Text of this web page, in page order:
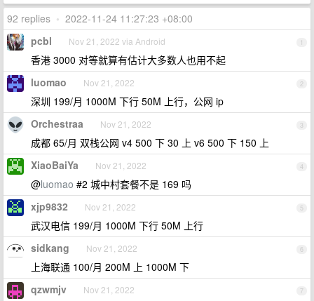
92 replies • 2022-11-24 11:27:23 +08:00
1
pcbl Nov 21, 2022 via Android
香港 3000 对等就算有估计大多数人也用不起
2
luomao Nov 21, 2022
深圳 199/月 1000M 下行 50M 上行，公网 ip
3
Orchestraa Nov 21, 2022
成都 65/月 双栈公网 v4 500 下 30 上 v6 500 下 150 上
4
XiaoBaiYa Nov 21, 2022
@luomao #2 城中村套餐不是 169 吗
5
xjp9832 Nov 21, 2022
武汉电信 199/月 1000M 下行 50M 上行
6
sidkang Nov 21, 2022
上海联通 100/月 200M 上 1000M 下
7
qzwmjv Nov 21, 2022